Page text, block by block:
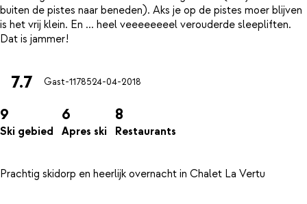
buiten de pistes naar beneden). Aks je op de pistes moer blijven
is het vrij klein. En ... heel veeeeeeeel verouderde sleepliften.
7.7 Gast-1178524-04-2018
9
Ski gebied
6
Apres ski
8
Restaurants